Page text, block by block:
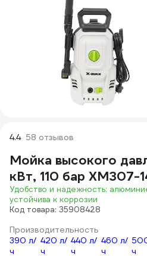
4.4 58 отзывов
Мойка высокого
кВт, 110 бар XM307-
Удобство и надежность:
устойчива к коррозии
Код товара: 35908428
Производительность
390 л/
ч
420 л/
ч
440 л/
ч
460 л/
ч
ч